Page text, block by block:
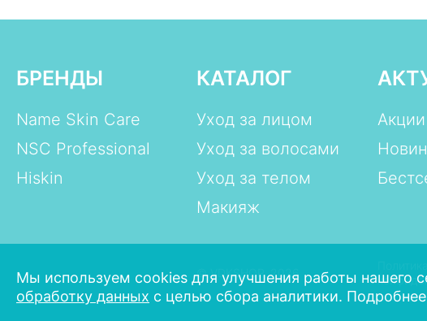
БРЕНДЫ
Name Skin Care
NSC Professional
Hiskin
КАТАЛОГ
Уход за лицом
Уход за волосами
Уход за телом
Макияж
Акции
© VDKSHOP, 2026
Мы используем cookies для улучшения работы нашего
обработку данных с целью сбора аналитики.